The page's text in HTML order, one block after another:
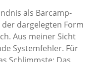
als Barcamp-
dargelegten Form
Aus meiner Sicht
Systemfehler. Für